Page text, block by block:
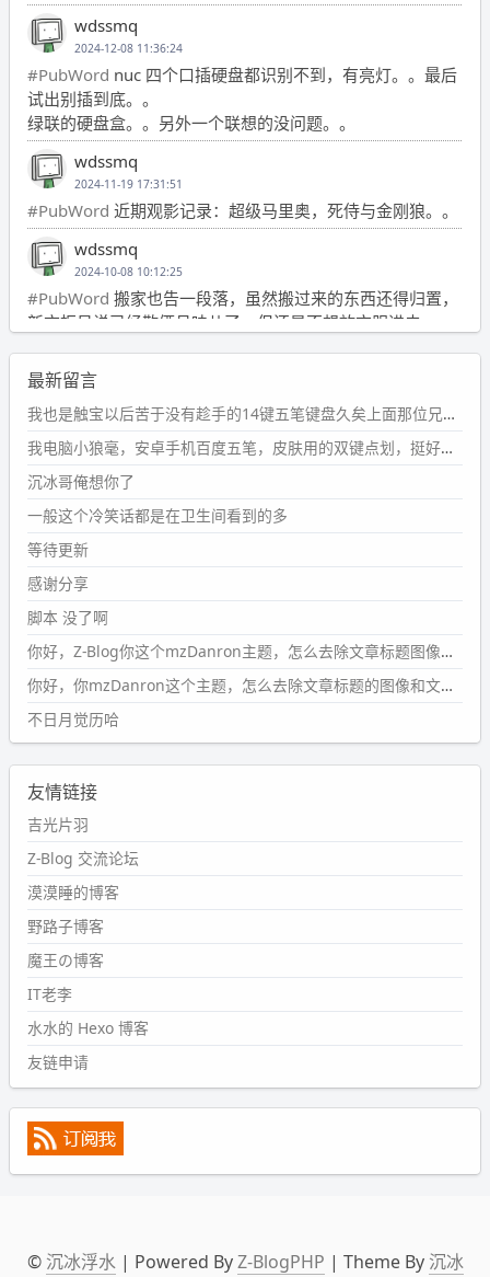
wdssmq
2024-12-08 11:36:24
#PubWord nuc 四个口插硬盘都识别不到，有亮灯。。最后
试出别插到底。。
绿联的硬盘盒。。另外一个联想的没问题。。
wdssmq
2024-11-19 17:31:51
#PubWord 近期观影记录：超级马里奥，死侍与金刚狼。。
wdssmq
2024-10-08 10:12:25
#PubWord 搬家也告一段落，虽然搬过来的东西还得归置，
新衣柜虽说已经散俩月味儿了，但还是不想放衣服进去。
wdssmq
2024-09-23 21:00:49
#PubWord要不我每年汇总整理一次？？碎雨集_沉冰浮水_
第1页https://www.wdssmq.com/tag/%E7%A2%8E%E9%9
B%A8%E9%9B%86/
wdssmq
2024-09-23 20:58:40
#PubWord
条嘟？？？？
wdssmq
2024-09-15 10:32:07
#PubWordVSCode 内 git 操作卡住的时候没办法主动取消
一直是个痛点，一般都是推送或拉取，今天连提交都卡
了。。
wdssmq
2024-09-11 08:45:43
#PubWord
然后天凉了，为了应对踢被子买了睡袋，不知道 1.2 米会不
会略窄。。
wdssmq
2024-09-09 19:43:00
#PubWord
表，21 年 11 月底发现 B 站上线了这部，直到前几天才看
完，还是分两次看的。。接下来有五项是 2019 年的，都是
电影 —— 略长的待办列表。。
最新留言
我也是触宝以后苦于没有趁手的14键五笔键盘久矣上面那位兄台用的百度双键点划布局我也用过很久，那个皮肤做得很粗糙，个别键位的触发区域是错位的，快速打字时很容易出错，修改它的皮肤文件校正后勉强能用，但早年出的皮肤分辨率太低，实在谈不上美观。百度小米定制版的商店里有一个"小黑板"皮肤还不错(百度官方输入法商店里没有)，但那个风格我不喜欢这两天找到了一个叫"森林集"的公众号，开发了海量的皮肤，很多都有14键版本，付费但很便宜，几块钱，终于有自己满意的输入法了搜了一下，这个工作室还是百度的官方合作伙伴，不知道为什么14键作品都不在官方商店上架，难道是百度官方在刻意放弃14键？
我电脑小狼毫，安卓手机百度五笔，皮肤用的双键点划，挺好的。
沉冰哥俺想你了
一般这个冷笑话都是在卫生间看到的多
等待更新
感谢分享
脚本 没了啊
你好，Z-Blog你这个mzDanron主题，怎么去除文章标题图像和文章摘要，仅显示标题，感谢回复！
你好，你mzDanron这个主题，怎么去除文章标题的图像和文章摘要！仅显示标题，感谢回复解决！
不日月觉历哈
友情链接
吉光片羽
Z-Blog 交流论坛
漠漠睡的博客
野路子博客
魔王の博客
IT老李
水水的 Hexo 博客
友链申请
© 沉冰浮水| Powered ByZ-BlogPHP | Theme By 沉冰